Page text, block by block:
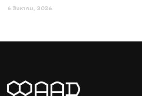
6 สิงหาคม, 2026